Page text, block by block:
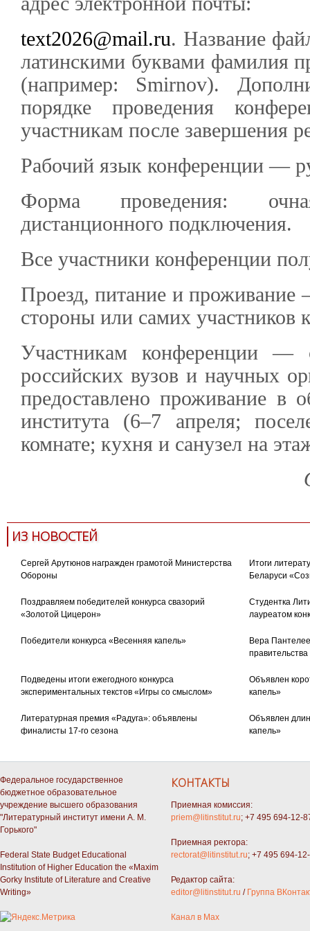
text2026@mail.ru. Название
латинскими буквами фамилия
(например: Smirnov).
порядке проведения
участникам после завершения
Рабочий язык конференции —
Форма проведения:
дистанционного подключения.
Все участники конференции
Проезд, питание и
стороны или самих участников
Участникам конференции —
российских вузов и научных
предоставлено проживание в
института (6–7 апреля;
комнате; кухня и санузел на
ИЗ НОВОСТЕЙ
Сергей Арутюнов награжден грамотой Министерства
Обороны
Итоги
Беларуси
Поздравляем победителей конкурса свазорий
«Золотой Цицерон»
Студентка
лауреатом
Победители конкурса «Весенняя капель»
Вера
Подведены итоги ежегодного конкурса
экспериментальных текстов «Игры со смыслом»
Объявлен
капель»
Литературная премия «Радуга»: объявлены
финалисты 17-го сезона
Объявлен
капель»
Федеральное государственное
бюджетное образовательное
учреждение высшего образования
"Литературный институт имени А. М.
Горького"
Federal State Budget Educational
Institution of Higher Education the «Maxim
Gorky Institute of Literature and Creative
Writing»
КОНТАКТЫ
Приемная комиссия:
priem@litinstitut.ru; +7 495 694-12-
Приемная ректора:
rectorat@litinstitut.ru; +7 495 694-
Редактор сайта:
editor@litinstitut.ru / Группа
Канал в Max